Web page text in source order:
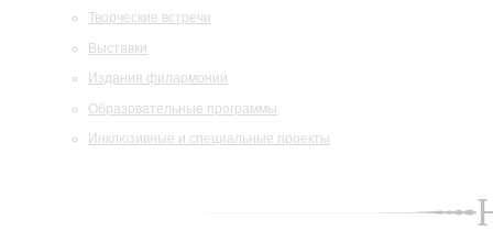
Творческие встречи
Выставки
Издания филармонии
Образовательные программы
Инклюзивные и специальные проекты